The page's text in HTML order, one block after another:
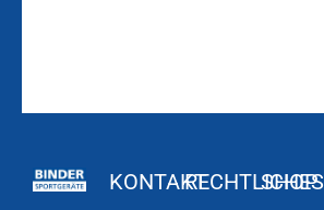
KONTAKTRECHTLICHES
SHOP